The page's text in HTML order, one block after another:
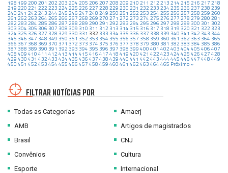
198 199 200 201 202 203 204 205 206 207 208 209 210 211 212 213 214 215 216 217 218
219 220 221 222 223 224 225 226 227 228 229 230 231 232 233 234 235 236 237 238 239
240 241 242 243 244 245 246 247 248 249 250 251 252 253 254 255 256 257 258 259 260
261 262 263 264 265 266 267 268 269 270 271 272 273 274 275 276 277 278 279 280 281
282 283 284 285 286 287 288 289 290 291 292 293 294 295 296 297 298 299 300 301 302
303 304 305 306 307 308 309 310 311 312 313 314 315 316 317 318 319 320 321 322 323
324 325 326 327 328 329 330 331 332 333 334 335 336 337 338 339 340 341 342 343 344
345 346 347 348 349 350 351 352 353 354 355 356 357 358 359 360 361 362 363 364 365
366 367 368 369 370 371 372 373 374 375 376 377 378 379 380 381 382 383 384 385 386
387 388 389 390 391 392 393 394 395 396 397 398 399 400 401 402 403 404 405 406 407
408 409 410 411 412 413 414 415 416 417 418 419 420 421 422 423 424 425 426 427 428
429 430 431 432 433 434 435 436 437 438 439 440 441 442 443 444 445 446 447 448 449
450 451 452 453 454 455 456 457 458 459 460 461 462 463 464 465 Próximo »
FILTRAR NOTÍCIAS POR
Todas as Categorias
AMB
Brasil
Convênios
Esporte
Amaerj
Artigos de magistrados
CNJ
Cultura
Internacional